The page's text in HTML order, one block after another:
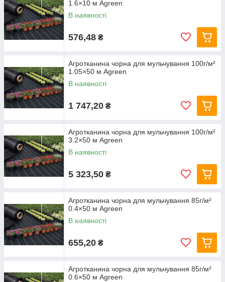
1.6×10 м Agreen
В наявності
576,48 ₴
Агротканина чорна для мульчування 100г/м²
1.05×50 м Agreen
В наявності
1 747,20 ₴
Агротканина чорна для мульчування 100г/м²
3.2×50 м Agreen
В наявності
5 323,50 ₴
Агротканина чорна для мульчування 85г/м²
0.4×50 м Agreen
В наявності
655,20 ₴
Агротканина чорна для мульчування 85г/м²
0.6×50 м Agreen